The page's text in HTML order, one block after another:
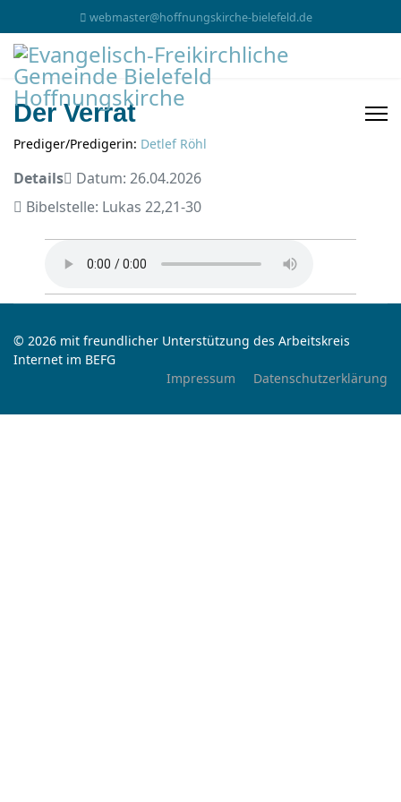
webmaster@hoffnungskirche-bielefeld.de
Der Verrat
Prediger/Predigerin: Detlef Röhl
Details
Datum: 26.04.2026
Bibelstelle: Lukas 22,21-30
© 2026 mit freundlicher Unterstützung des Arbeitskreis
Internet im BEFG
Impressum
Datenschutzerklärung